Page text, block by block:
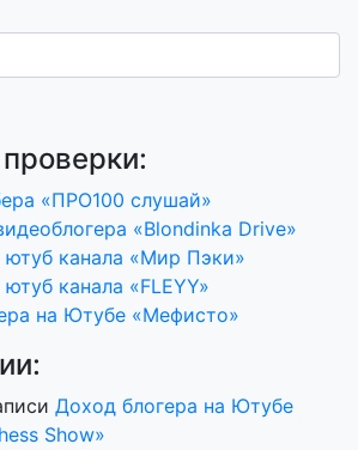
«ПРО100 слушай»
«Blondinka Drive»
ютуб канала «Мир Пэки»
канала «FLEYY»
на Ютубе «Мефисто»
Доход блогера на Ютубе
Show»